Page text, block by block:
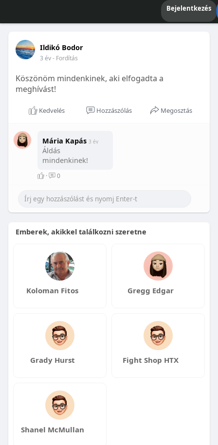
Bejelentkezés
Ildikó Bodor
3 év- Fordítás
Köszönöm mindenkinek, aki elfogadta a
meghívást!
Kedvelés Hozzászólás Megosztás
Mária Kapás 3 év
Áldás
mindenkinek!
· 0
Emberek, akikkel találkozni szeretne
Koloman Fitos Gregg Edgar
Grady Hurst Fight Shop HTX
Shanel McMullan